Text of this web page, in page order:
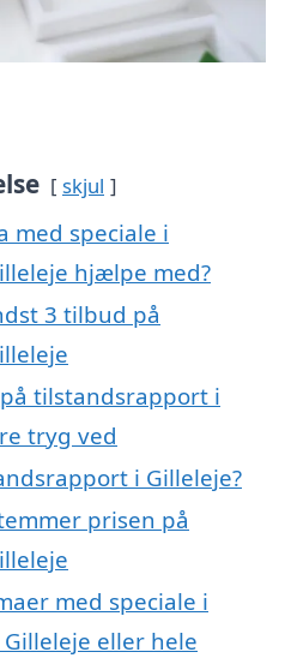
skjul
med speciale i
hjælpe med?
3 tilbud på
tilstandsrapport i
tryg ved
i Gilleleje?
prisen på
med speciale i
eller hele